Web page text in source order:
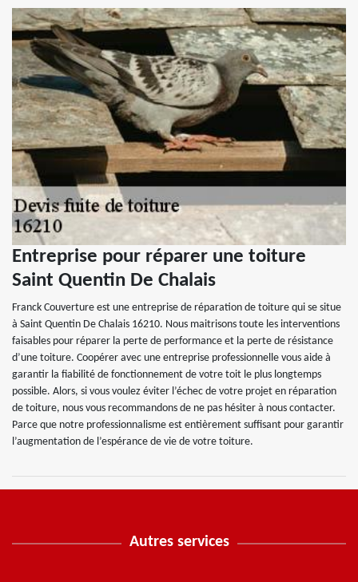
Entreprise pour réparer une toiture
Saint Quentin De Chalais
Franck Couverture est une entreprise de réparation de toiture qui se situe
à Saint Quentin De Chalais 16210. Nous maitrisons toute les interventions
faisables pour réparer la perte de performance et la perte de résistance
d’une toiture. Coopérer avec une entreprise professionnelle vous aide à
garantir la fiabilité de fonctionnement de votre toit le plus longtemps
possible. Alors, si vous voulez éviter l’échec de votre projet en réparation
de toiture, nous vous recommandons de ne pas hésiter à nous contacter.
Parce que notre professionnalisme est entièrement suffisant pour garantir
l’augmentation de l’espérance de vie de votre toiture.
Autres services